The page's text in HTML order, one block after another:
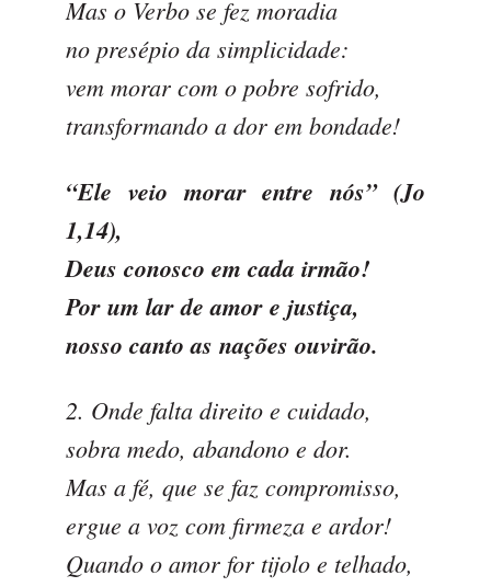
Mas o Verbo se fez moradia
no presépio da simplicidade:
vem morar com o pobre sofrido,
transformando a dor em bondade!
“Ele veio morar entre nós” (Jo
1,14),
Deus conosco em cada irmão!
Por um lar de amor e justiça,
nosso canto as nações ouvirão.
2. Onde falta direito e cuidado,
sobra medo, abandono e dor.
Mas a fé, que se faz compromisso,
ergue a voz com firmeza e ardor!
Quando o amor for tijolo e telhado,